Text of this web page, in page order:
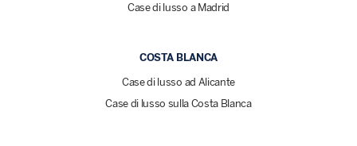
Case di lusso a Madrid
COSTA BLANCA
Case di lusso ad Alicante
Case di lusso sulla Costa Blanca